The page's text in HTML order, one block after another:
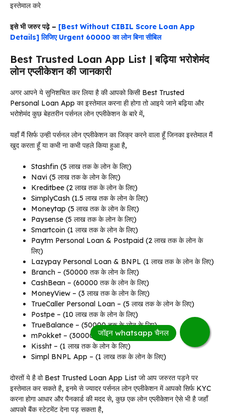
इस्तेमाल करे
इसे भी जरुर पढ़े – [Best Without CIBIL Score Loan App
Details] लिजिए Urgent 60000 का लोन बिना सीबिल
Best Trusted Loan App List | बढ़िया भरोशेमंद
लोन एप्लीकेशन की जानकारी
अगर आपने ये सुनिशचित कर लिया है की आपको किसी Best Trusted
Personal Loan App का इस्तेमाल करना ही होगा तो आइये जाने बढ़िया और
भरोशेमंद कुछ बेहतरीन पर्सनल लोन एप्लीकेशन के बारे में,
यहाँ मैं सिर्फ उन्ही पर्सनल लोन एप्लीकेशन का जिक्र करने वाला हूँ जिनका इस्तेमाल मैं
खुद करता हूँ या कभी ना कभी पहले किया हुआ है,
Stashfin (5 लाख तक के लोन के लिए)
Navi (5 लाख तक के लोन के लिए)
Kreditbee (2 लाख तक के लोन के लिए)
SimplyCash (1.5 लाख तक के लोन के लिए)
Moneytap (5 लाख तक के लोन के लिए)
Paysense (5 लाख तक के लोन के लिए)
Smartcoin (1 लाख तक के लोन के लिए)
Paytm Personal Loan & Postpaid (2 लाख तक के लोन के
लिए)
Lazypay Personal Loan & BNPL (1 लाख तक के लोन के लिए)
Branch – (50000 तक के लोन के लिए)
CashBean – (60000 तक के लोन के लिए)
MoneyView – (3 लाख तक के लोन के लिए)
TrueCaller Personal Loan – (5 लाख तक के लोन के लिए)
Postpe – (10 लाख तक के लोन के लिए)
TrueBalance – (50000 तक के लोन के लिए)
mPokket – (30000 तक के लोन के लिए)
Kissht – (1 लाख तक के लोन के लिए)
Simpl BNPL App – (1 लाख तक के लोन के लिए)
दोस्तों ये है वो Best Trusted Loan App List जो आप जरुरत पड़ने पर
इस्तेमाल कर सकते है, इनमे से ज्यादर पर्सनल लोन एप्लीकेशन में आपको सिर्फ KYC
करना होगा आधार और पैनकार्ड की मदद से, कुछ एक लोन एप्लीकेशन ऐसे भी है जहाँ
आपको बैंक स्टेटमेंट देना पड़ सकता है,